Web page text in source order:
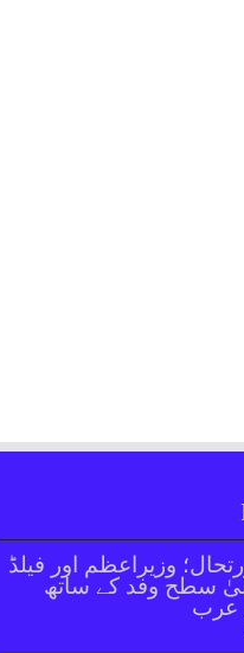
وزیراعظم اور فیلڈ
سطح وفد کے ساتھ
عرب